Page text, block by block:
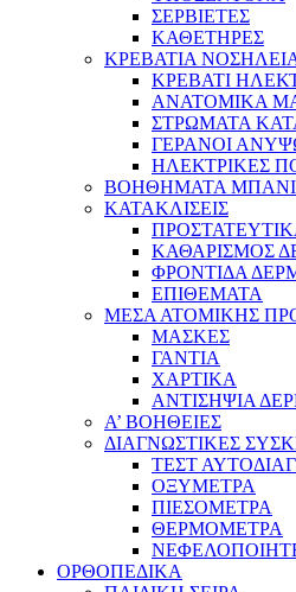
ΣΕΡΒΙΕΤΕΣ
ΚΑΘΕΤΗΡΕΣ
ΚΡΕΒΑΤΙΑ
ΚΡΕΒΑΤΙ
ΑΝΑΤΟΜΙΚΑ
ΣΤΡΩΜΑΤΑ
ΓΕΡΑΝΟΙ
ΗΛΕΚΤΡΙΚΕΣ
ΒΟΗΘΗΜΑΤΑ
ΚΑΤΑΚΛΙΣΕΙΣ
ΚΑΘΑΡΙΣΜΟΣ
ΦΡΟΝΤΙΔΑ
ΕΠΙΘΕΜΑΤΑ
ΜΕΣΑ ΑΤΟΜΙΚΗΣ
ΜΑΣΚΕΣ
ΓΑΝΤΙΑ
ΧΑΡΤΙΚΑ
ΑΝΤΙΣΗΨΙΑ
Α’ ΒΟΗΘΕΙΕΣ
ΔΙΑΓΝΩΣΤΙΚΕΣ
ΤΕΣΤ
ΟΞΥΜΕΤΡΑ
ΠΙΕΣΟΜΕΤΡΑ
ΘΕΡΜΟΜΕΤΡΑ
ΟΡΘΟΠΕΔΙΚΑ